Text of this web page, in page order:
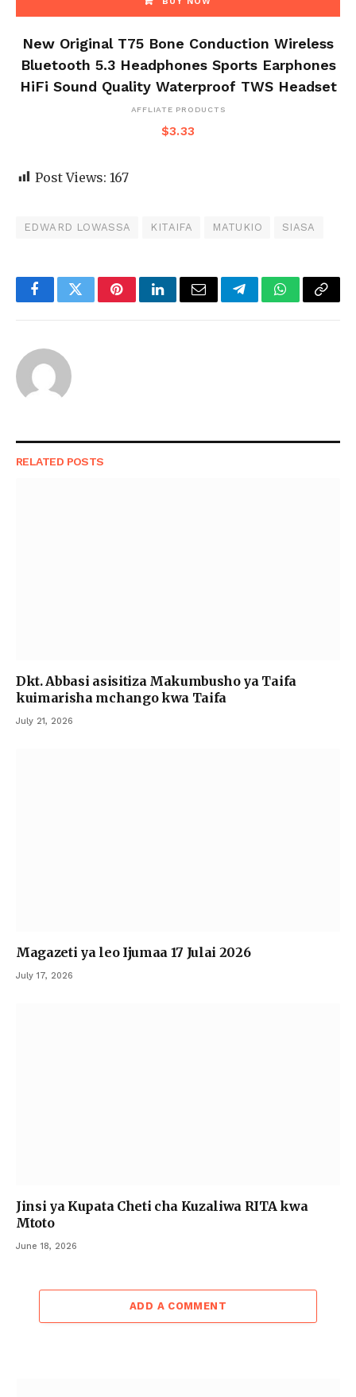
New Original T75 Bone Conduction Wireless
Bluetooth 5.3 Headphones Sports Earphones
HiFi Sound Quality Waterproof TWS Headset
AFFLIATE PRODUCTS
$3.33
Post Views: 167
EDWARD LOWASSA KITAIFA MATUKIO SIASA
FacebookTwitterPinterestLinkedInEmail TelegramWhatsApp
Copy
RELATED POSTS
Dkt. Abbasi asisitiza Makumbusho ya Taifa
kuimarisha mchango kwa Taifa
July 21, 2026
Magazeti ya leo Ijumaa 17 Julai 2026
July 17, 2026
Jinsi ya Kupata Cheti cha Kuzaliwa RITA kwa
Mtoto
June 18, 2026
ADD A COMMENT